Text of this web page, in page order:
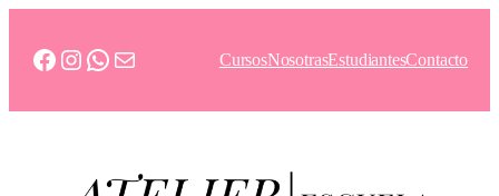
contenido
Facebook
Instagram
WhatsApp
Correo electrónicoCursosNosotrasEstudiantesContacto